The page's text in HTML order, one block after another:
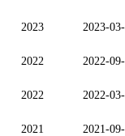
2023 2023-
2022 2022-
2022 2022-
2021 2021-